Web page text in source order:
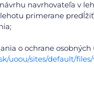
navrhovateľa v
primerane
o ochrane
uoou/sites/default/